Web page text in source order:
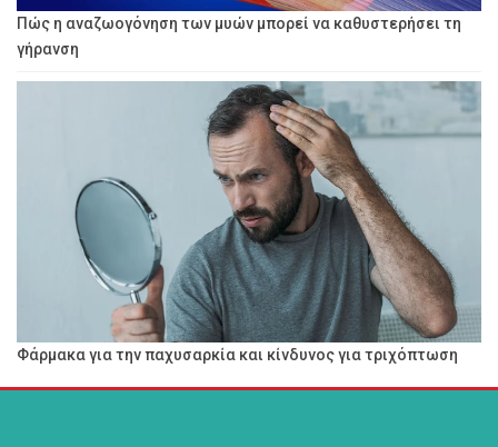
Πώς η αναζωογόνηση των μυών μπορεί να καθυστερήσει τη
γήρανση
Φάρμακα για την παχυσαρκία και κίνδυνος για τριχόπτωση